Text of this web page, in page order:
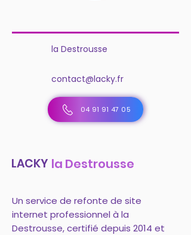
la Destrousse
contact@lacky.fr
04 91 91 47 05
LACKY la Destrousse
Un service de refonte de site
internet professionnel à la
Destrousse, certifié depuis 2014 et